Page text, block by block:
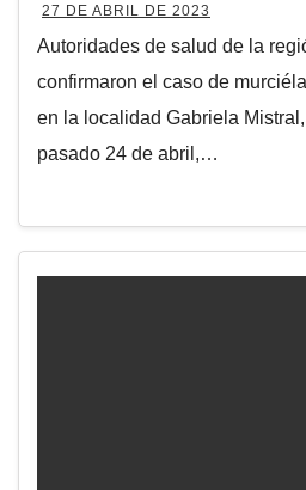
27 DE ABRIL DE 2023
Autoridades de salud de la
confirmaron el caso de
en la localidad Gabriela
pasado 24 de abril,…